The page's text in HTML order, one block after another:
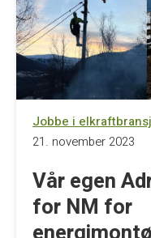
Jobbe i
21. november 2023
Vår egen
for NM for